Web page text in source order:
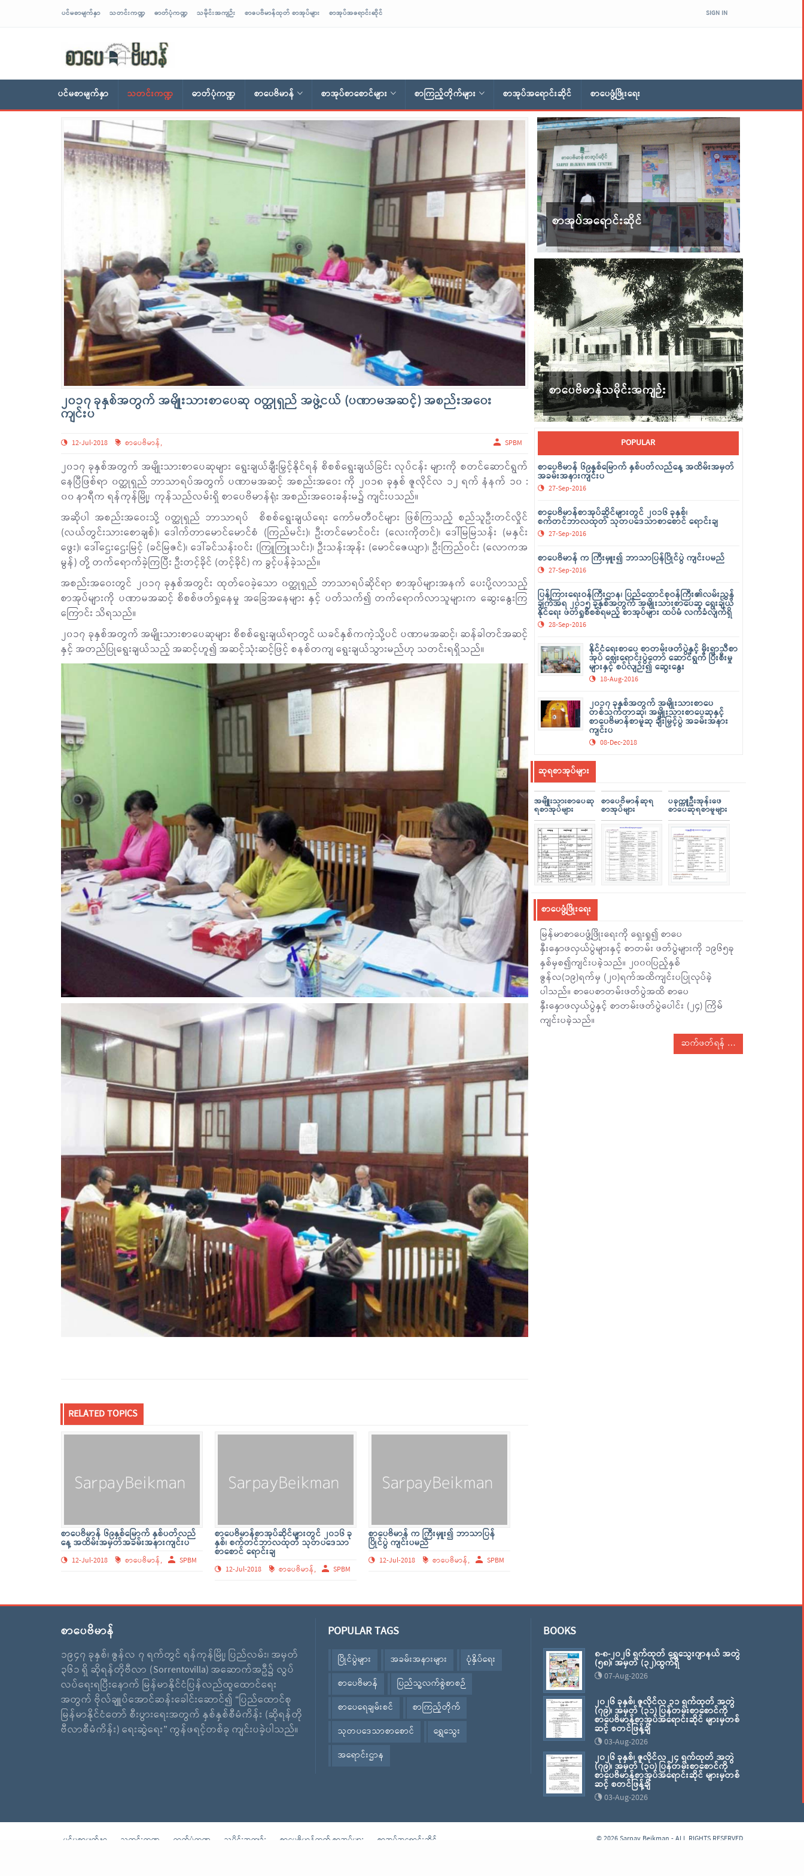
ပင်မစာမျက်နှာ သတင်းကဏ္ဍ ဓာတ်ပုံကဏ္ဍ သမိုင်းအကျဉ်း စာပေဗိမာန်ထုတ် စာအုပ်များ စာအုပ်အရောင်းဆိုင် SIGN IN
ပင်မစာမျက်နှာ သတင်းကဏ္ဍ ဓာတ်ပုံကဏ္ဍ စာပေဗိမာန် စာအုပ်စာစောင်များ စာကြည့်တိုက်များ စာအုပ်အရောင်းဆိုင် စာပေဖွံ့ဖြိုးရေး
၂၀၁၇ ခုနှစ်အတွက် အမျိုးသားစာပေဆု ၀တ္ထုရှည် အဖွဲ့ငယ် (ပဏာမအဆင့်) အစည်းအဝေး
ကျင်းပ
12-Jul-2018 စာပေဗိမာန်, SPBM
၂၀၁၇ ခုနှစ်အတွက် အမျိုးသားစာပေဆုများ ရွေးချယ်ချီးမြှင့်နိုင်ရန် စိစစ်ရွေးချယ်ခြင်း လုပ်ငန်း များကို စတင်ဆောင်ရွက်
နေပြီဖြစ်ရာ ၀တ္ထုရှည် ဘာသာရပ်အတွက် ပဏာမအဆင့် အစည်းအဝေး ကို ၂၀၁၈ ခုနှစ် ဇူလိုင်လ ၁၂ ရက် နံနက် ၁၀ :
၀၀ နာရီက ရန်ကုန်မြို့၊ ကုန်သည်လမ်းရှိ စာပေဗိမာန်ရုံး အစည်းအဝေးခန်းမ၌ ကျင်းပသည်။
အဆိုပါ အစည်းအဝေးသို့ ၀တ္ထုရှည် ဘာသာရပ် စိစစ်ရွေးချယ်ရေး ကော်မတီဝင်များ ဖြစ်ကြသည့် စည်သူဦးတင်လှိုင်
(လယ်တွင်းသားစောချစ်)၊ ဒေါက်တာမောင်မောင်စံ (ကြည်မင်း)၊ ဦးတင်မောင်ဝင်း (လေးကိုတင်)၊ ဒေါ်မြမြသန်း (မနှင်း
ဖွေး)၊ ဒေါ်ဌေးဌေးမြင့် (ခင်မြဇင်)၊ ဒေါ်ခင်သန်းဝင်း (ကြူကြူသင်း)၊ ဦးသန်းအုန်း (မောင်ဇေယျာ)၊ ဦးကြည်ဝင်း (လောကအ
မွန်) တို့ တက်ရောက်ခဲ့ကြပြီး ဦးတင့်ခိုင် (တင့်ခိုင်) က ခွင့်ပန်ခဲ့သည်။
အစည်းအဝေးတွင် ၂၀၁၇ ခုနှစ်အတွင်း ထုတ်ဝေခဲ့သော ၀တ္ထုရှည် ဘာသာရပ်ဆိုင်ရာ စာအုပ်များအနက် ပေးပို့လာသည့်
စာအုပ်များကို ပဏာမအဆင့် စိစစ်ဖတ်ရှုနေမှု အခြေအနေများ နှင့် ပတ်သက်၍ တက်ရောက်လာသူများက ဆွေးနွေးကြ
ကြောင်း သိရသည်။
၂၀၁၇ ခုနှစ်အတွက် အမျိုးသားစာပေဆုများ စိစစ်ရွေးချယ်ရာတွင် ယခင်နှစ်ကကဲ့သို့ပင် ပဏာမအဆင့်၊ ဆန်ခါတင်အဆင့်
နှင့် အတည်ပြုရွေးချယ်သည့် အဆင့်ဟူ၍ အဆင့်သုံးဆင့်ဖြင့် စနစ်တကျ ရွေးချယ်သွားမည်ဟု သတင်းရရှိသည်။
RELATED TOPICS
စာပေဗိမာန် ၆၉နှစ်မြောက် နှစ်ပတ်လည်
နေ့ အထိမ်းအမှတ်အခမ်းအနားကျင်းပ
12-Jul-2018 စာပေဗိမာန်, SPBM
စာပေဗိမာန်စာအုပ်ဆိုင်များတွင် ၂၀၁၆ ခု
နှစ်၊ စက်တင်ဘာလထုတ် သုတပဒေသာ
စာစောင် ရောင်းချ
12-Jul-2018 စာပေဗိမာန်, SPBM
စာပေဗိမာန် က ကြီးမှူး၍ ဘာသာပြန်
ပြိုင်ပွဲ ကျင်းပမည်
12-Jul-2018 စာပေဗိမာန်, SPBM
စာအုပ်အရောင်းဆိုင်
စာပေဗိမာန်သမိုင်းအကျဉ်း
POPULAR
စာပေဗိမာန် ၆၉နှစ်မြောက် နှစ်ပတ်လည်နေ့ အထိမ်းအမှတ်
အခမ်းအနားကျင်းပ
27-Sep-2016
စာပေဗိမာန်စာအုပ်ဆိုင်များတွင် ၂၀၁၆ ခုနှစ်၊
စက်တင်ဘာလထုတ် သုတပဒေသာစာစောင် ရောင်းချ
27-Sep-2016
စာပေဗိမာန် က ကြီးမှူး၍ ဘာသာပြန်ပြိုင်ပွဲ ကျင်းပမည်
27-Sep-2016
ပြန်ကြားရေးဝန်ကြီးဌာန၊ ပြည်ထောင်စုဝန်ကြီး၏လမ်းညွှန်
ချက်အရ ၂၀၁၅ ခုနှစ်အတွက် အမျိုးသားစာပေဆု ရွေးချယ်
နိုင်ရေး ဖတ်ရှုစိစစ်ရမည့် စာအုပ်များ ထပ်မံ လက်ခံလျက်ရှိ
28-Sep-2016
နိုင်ငံရေးစာပေ စာတမ်းဖတ်ပွဲနှင့် မိုးရာသီစာ
အုပ် ဈေးရောင်းပွဲတော် ဆောင်ရွက် ပြီးစီးမှု
များနှင့် စပ်လျဉ်း၍ ဆွေးနွေး
18-Aug-2016
၂၀၁၇ ခုနှစ်အတွက် အမျိုးသားစာပေ
တစ်သက်တာဆု၊ အမျိုးသားစာပေဆုနှင့်
စာပေဗိမာန်စာမူဆု ချီးမြှင့်ပွဲ အခမ်းအနား
ကျင်းပ
08-Dec-2018
ဆုရစာအုပ်များ
အမျိူးသားစာပေဆု
ရစာအုပ်များ
စာပေဗိမာန်ဆုရ
စာအုပ်များ
ပခုက္ကူဦးအုန်းဖေ
စာပေဆုရစာမူများ
စာပေဖွံ့ဖြိုးရေး
မြန်မာစာပေဖွံ့ဖြိုးရေးကို ရှေးရှု၍ စာပေ
နှီးနှောဖလှယ်ပွဲများနှင့် စာတမ်း ဖတ်ပွဲများကို ၁၉၆၅ခု
နှစ်မှစ၍ကျင်းပခဲ့သည်။ ၂၀၀၀ပြည့်နှစ်
ဇွန်လ(၁၉)ရက်မှ (၂၀)ရက်အထိကျင်းပပြုလုပ်ခဲ့
ပါသည်။ စာပေစာတမ်းဖတ်ပွဲအထိ စာပေ
နှီးနှောဖလှယ်ပွဲနှင့် စာတမ်းဖတ်ပွဲပေါင်း (၂၄) ကြိမ်
ကျင်းပခဲ့သည်။
ဆက်ဖတ်ရန်
စာပေဗိမာန်
၁၉၄၇ ခုနှစ်၊ ဇွန်လ ၇ ရက်တွင် ရန်ကုန်မြို့၊ ပြည်လမ်း၊ အမှတ်
၃၆၁ ရှိ ဆိုရန်တိုဗီလာ (Sorrentovilla) အဆောက်အဦ၌ လွပ်
လပ်ရေးရပြီးနောက် မြန်မာနိုင်ငံပြန်လည်ထူထောင်ရေး
အတွက် ဗိုလ်ချူပ်အောင်ဆန်းခေါင်းဆောင်၍ “ပြည်ထောင်စု
မြန်မာနိုင်ငံတော် စီးပွားရေးအတွက် နှစ်နှစ်စီမံကိန်း (ဆိုရန်တို
ဗီလာစီမံကိန်း) ရေးဆွဲရေး” ကွန်ဖရင့်တစ်ခု ကျင်းပခဲ့ပါသည်။
POPULAR TAGS
ပြိုင်ပွဲများ အခမ်းအနားများ
ပုံနှိပ်ရေး
စာပေဗိမာန်
ပြည်သူ့လက်စွဲစာစဉ်
စာပေရေချမ်းစင်
စာကြည့်တိုက်
သုတပဒေသာစာစောင်
ရွှေသွေး
အရောင်းဌာန
BOOKS
၈-၈-၂၀၂၆ ရက်ထုတ် ရွှေသွေးဂျာနယ် အတွဲ
(၅၈)၊ အမှတ် (၃၂)ထွက်ရှိ
07-Aug-2026
၂၀၂၆ ခုနှစ်၊ ဇူလိုင်လ ၃၁ ရက်ထုတ် အတွဲ
(၇၉)၊ အမှတ် (၃၁) ပြန်တမ်းစာစောင်ကို
စာပေဗိမာန်စာအုပ်အရောင်းဆိုင် များမှတစ်
ဆင့် စတင်ဖြန့်ချိ
03-Aug-2026
၂၀၂၆ ခုနှစ်၊ ဇူလိုင်လ ၂၄ ရက်ထုတ် အတွဲ
(၇၉)၊ အမှတ် (၃၀) ပြန်တမ်းစာစောင်ကို
စာပေဗိမာန်စာအုပ်အရောင်းဆိုင် များမှတစ်
ဆင့် စတင်ဖြန့်ချိ
03-Aug-2026
ပင်မစာမျက်နှာ သတင်းကဏ္ဍ ဓာတ်ပုံကဏ္ဍ သမိုင်းအကျဉ်း စာပေဗိမာန်ထုတ် စာအုပ်များ စာအုပ်အရောင်းဆိုင် © 2026 Sarpay Beikman - ALL RIGHTS RESERVED